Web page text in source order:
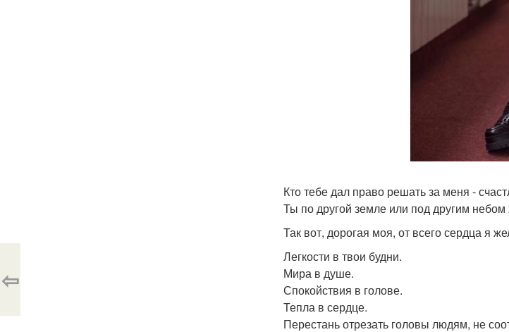
Кто тебе дал право решать за меня -
Ты по другой земле или под другим
Так вот, дорогая моя, от всего сердца я
Легкости в твои будни.
Мира в душе.
Спокойствия в голове.
Тепла в сердце.
Перестань отрезать головы людям, не
⇦